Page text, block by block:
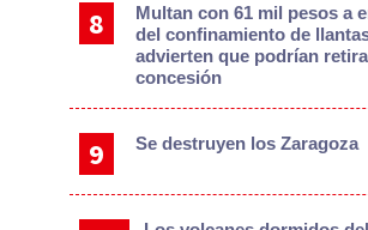
Multan con 61 mil pesos a
del confinamiento de
advierten que podrían
concesión
Se destruyen los Zaragoza